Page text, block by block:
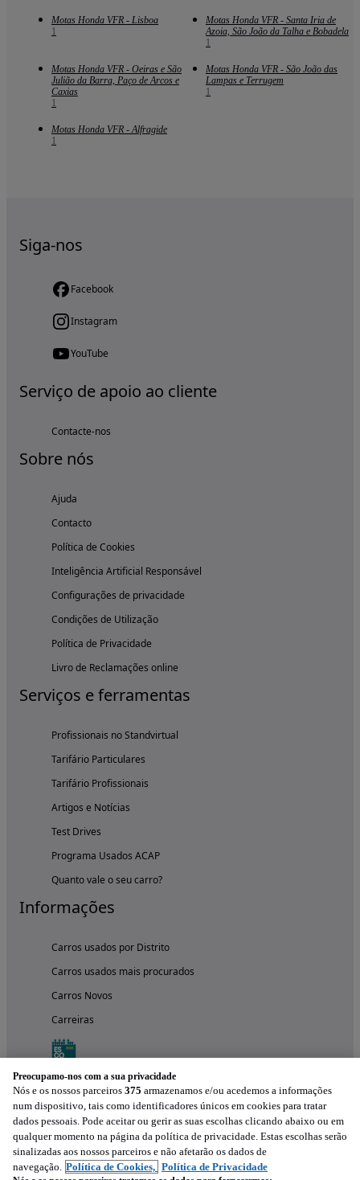
Motas Honda VFR - Lisboa
1
Motas Honda VFR - Santa Iria de
Azoia, São João da Talha e Bobadela
1
Motas Honda VFR - Oeiras e São
Julião da Barra, Paço de Arcos e
Caxias
1
Motas Honda VFR - São João das
Lampas e Terrugem
1
Motas Honda VFR - Alfragide
1
Siga-nos
Facebook
Instagram
YouTube
Serviço de apoio ao cliente
Contacte-nos
Sobre nós
Ajuda
Contacto
Política de Cookies
Inteligência Artificial Responsável
Configurações de privacidade
Condições de Utilização
Política de Privacidade
Livro de Reclamações online
Serviços e ferramentas
Profissionais no Standvirtual
Tarifário Particulares
Tarifário Profissionais
Artigos e Notícias
Test Drives
Programa Usados ACAP
Quanto vale o seu carro?
Informações
Carros usados por Distrito
Carros usados mais procurados
Carros Novos
Carreiras
Preocupamo-nos com a sua privacidade
Nós e os nossos parceiros 375 armazenamos e/ou acedemos a informações
num dispositivo, tais como identificadores únicos em cookies para tratar
dados pessoais. Pode aceitar ou gerir as suas escolhas clicando abaixo ou em
qualquer momento na página da política de privacidade. Estas escolhas serão
sinalizadas aos nossos parceiros e não afetarão os dados de
navegação. Política de Cookies, Política de Privacidade